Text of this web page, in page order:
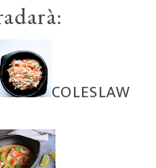
COLESLAW